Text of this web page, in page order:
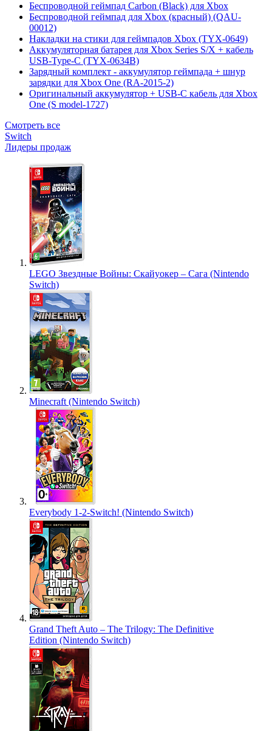
Беспроводной геймпад Carbon (Black) для Xbox
Беспроводной геймпад для Xbox (красный) (QAU-
00012)
Накладки на стики для геймпадов Xbox (TYX-0649)
Аккумуляторная батарея для Xbox Series S/X + кабель
USB-Type-C (TYX-0634B)
Зарядный комплект - аккумулятор геймпада + шнур
зарядки для Xbox One (RA-2015-2)
Оригинальный аккумулятор + USB-C кабель для Xbox
One (S model-1727)
Смотреть все
Switch
Лидеры продаж
LEGO Звездные Войны: Скайуокер – Сага (Nintendo
Switch)
Minecraft (Nintendo Switch)
Everybody 1-2-Switch! (Nintendo Switch)
Grand Theft Auto – The Trilogy: The Definitive
Edition (Nintendo Switch)